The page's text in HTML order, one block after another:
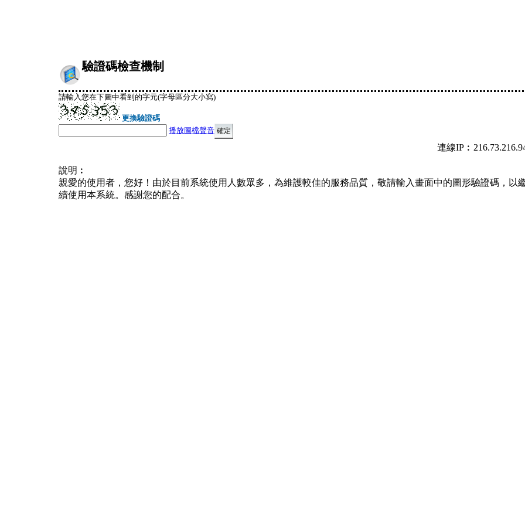
驗證碼檢查機制
請輸入您在下圖中看到的字元(字母區分大小寫)
更換驗證碼
播放圖檔聲音
連線
說明︰
親愛的使用者，您好！由於目前系統使用人數眾多，為維護較佳的服務品質，敬請輸入畫面中的圖形驗證碼，以
續使用本系統。感謝您的配合。